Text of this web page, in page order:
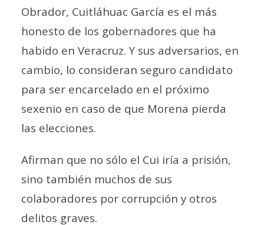
Obrador, Cuitláhuac García es el más
honesto de los gobernadores que ha
habido en Veracruz. Y sus adversarios, en
cambio, lo consideran seguro candidato
para ser encarcelado en el próximo
sexenio en caso de que Morena pierda
las elecciones.
Afirman que no sólo el Cui iría a prisión,
sino también muchos de sus
colaboradores por corrupción y otros
delitos graves.